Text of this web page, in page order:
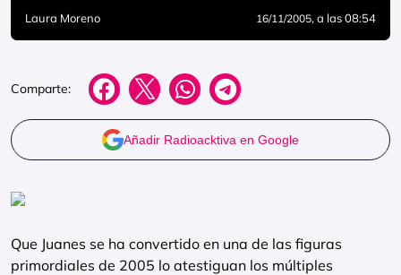
Laura Moreno 16/11/2005, a las 08:54
Comparte:
Añadir Radioacktiva en Google
Que Juanes se ha convertido en una de las figuras
primordiales de 2005 lo atestiguan los múltiples